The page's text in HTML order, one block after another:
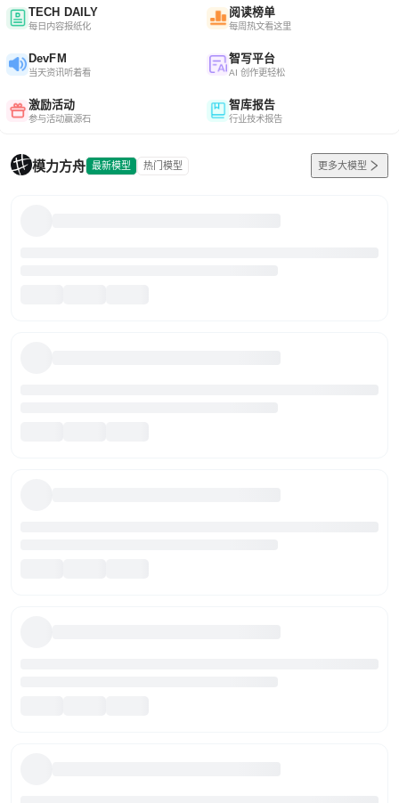
TECH DAILY
每日内容报纸化
阅读榜单
每周热文看这里
DevFM
当天资讯听着看
智写平台
AI 创作更轻松
激励活动
参与活动赢源石
智库报告
行业技术报告
模力方舟 最新模型 热门模型 更多大模型